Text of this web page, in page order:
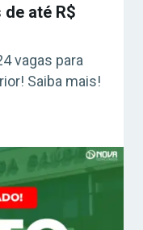
até R$
vagas para
Saiba mais!